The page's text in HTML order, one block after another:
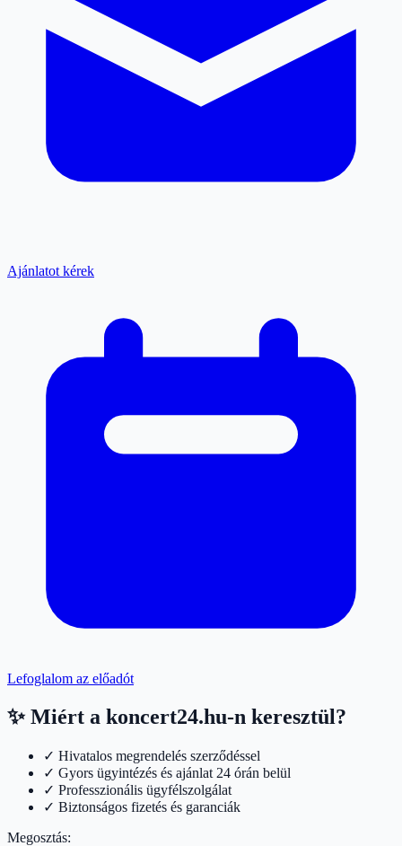
Ajánlatot kérek
Lefoglalom az előadót
✨ Miért a koncert24.hu-n keresztül?
✓ Hivatalos megrendelés szerződéssel
✓ Gyors ügyintézés és ajánlat 24 órán belül
✓ Professzionális ügyfélszolgálat
✓ Biztonságos fizetés és garanciák
Megosztás: